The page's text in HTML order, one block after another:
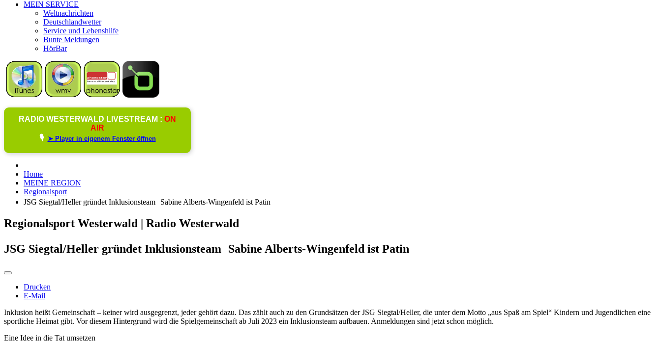
MEIN SERVICE
Weltnachrichten
Deutschlandwetter
Service und Lebenshilfe
Bunte Meldungen
HörBar
RADIO WESTERWALD LIVESTREAM : ON
AIR
🎙️ ➤ Player in eigenem Fenster öffnen
Home
MEINE REGION
Regionalsport
JSG Siegtal/Heller gründet Inklusionsteam Sabine Alberts-Wingenfeld ist Patin
Regionalsport Westerwald | Radio Westerwald
JSG Siegtal/Heller gründet Inklusionsteam Sabine Alberts-Wingenfeld ist Patin
Drucken
E-Mail
Inklusion heißt Gemeinschaft – keiner wird ausgegrenzt, jeder gehört dazu. Das zählt auch zu den Grundsätzen der JSG Siegtal/Heller, die unter dem Motto „aus Spaß am Spiel“ Kindern und Jugendlichen eine
sportliche Heimat gibt. Vor diesem Hintergrund wird die Spielgemeinschaft ab Juli 2023 ein Inklusionsteam aufbauen. Anmeldungen sind jetzt schon möglich.
Eine Idee in die Tat umsetzen